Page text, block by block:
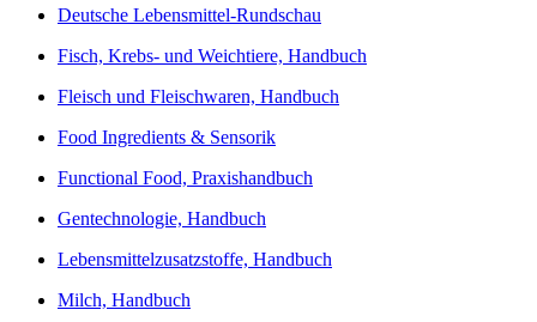
Deutsche Lebensmittel-Rundschau
Fisch, Krebs- und Weichtiere, Handbuch
Fleisch und Fleischwaren, Handbuch
Food Ingredients & Sensorik
Functional Food, Praxishandbuch
Gentechnologie, Handbuch
Lebensmittelzusatzstoffe, Handbuch
Milch, Handbuch